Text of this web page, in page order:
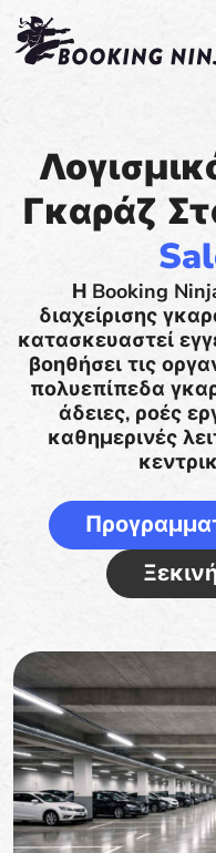
Γκαράζ
Η Booking
διαχείρισης
κατασκευαστεί
βοηθήσει τις
πολυεπίπεδα
άδειες, ροές
καθημερινές